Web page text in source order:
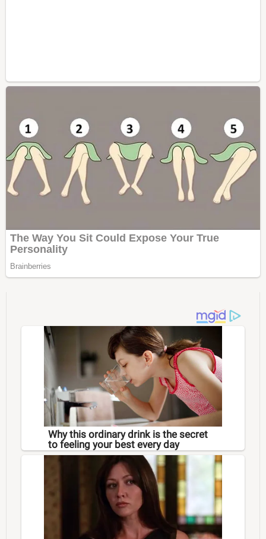
Why this ordinary drink is the secret
to feeling your best every day